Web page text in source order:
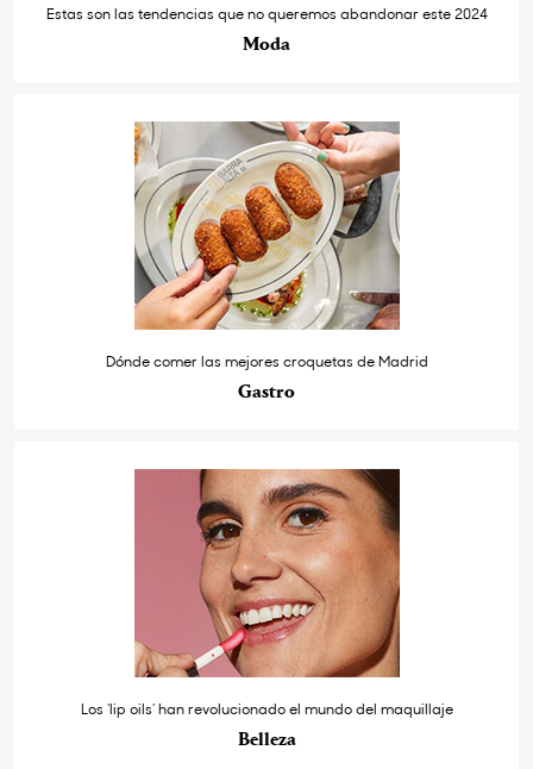
Estas son las tendencias que no queremos abandonar este 2024
Moda
Dónde comer las mejores croquetas de Madrid
Gastro
Los ‘lip oils’ han revolucionado el mundo del maquillaje
Belleza